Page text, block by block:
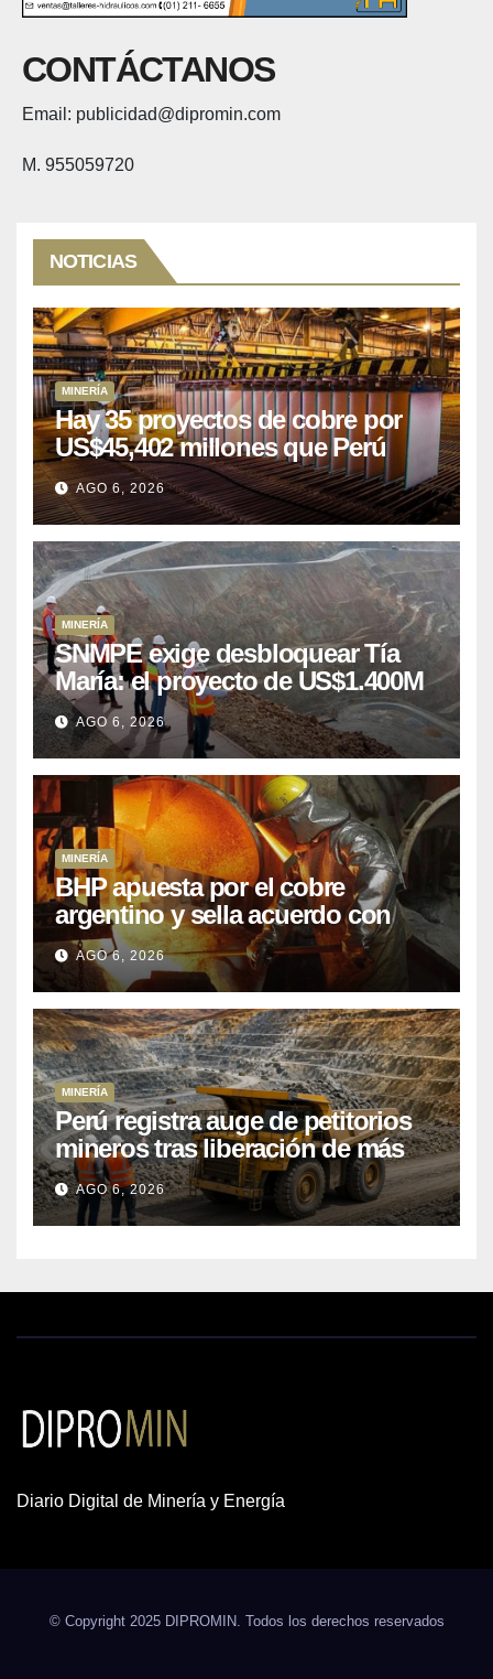
CONTÁCTANOS
Email: publicidad@dipromin.com
M. 955059720
NOTICIAS
MINERÍA
Hay 35 proyectos de cobre por
US$45,402 millones que Perú
puede aprovechar
AGO 6, 2026
MINERÍA
SNMPE exige desbloquear Tía
María: el proyecto de US$1.400M
que Perú lleva 15 años
posponiendo
AGO 6, 2026
MINERÍA
BHP apuesta por el cobre
argentino y sella acuerdo con
Kobrea para siete proyecto
AGO 6, 2026
MINERÍA
Perú registra auge de petitorios
mineros tras liberación de más
de mil concesiones para explorar
cobre y oro
AGO 6, 2026
Diario Digital de Minería y Energía
© Copyright 2025 DIPROMIN. Todos los derechos reservados